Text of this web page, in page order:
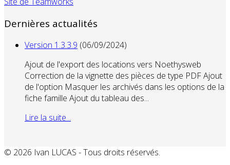
Dernières actualités
Version 1.3.3.9 (06/09/2024)
Ajout de l'export des locations vers Noethysweb
Correction de la vignette des pièces de type PDF Ajout
de l'option Masquer les archivés dans les options de la
fiche famille Ajout du tableau des...
Lire la suite...
© 2026 Ivan LUCAS - Tous droits réservés.